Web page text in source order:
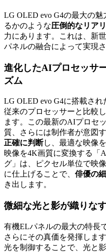
LG OLED evo G4の最大の
るかのような圧倒的なリア
力にあります。これは、新
パネルの融合によって実現
進化したAIプロセッサ
ズム
LG OLED evo G4に搭載され
従来のプロセッサーと比較
ます。この最新のAIプロセ
質、さらには制作者が意図
正確に判断し、最適な映像
映像を4K画質に変換する「
グ」は、ピクセル単位で映
に仕上げることで、 俳優の
き出します。
微細な光と影が織りな
有機ELパネルの最大の特長
さらにその真価を発揮しま
光を制御することで、光と